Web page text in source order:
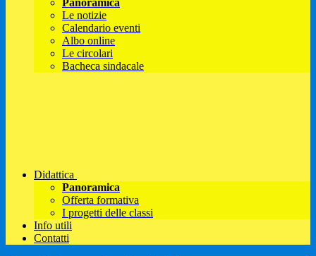
Panoramica
Le notizie
Calendario eventi
Albo online
Le circolari
Bacheca sindacale
Didattica
Panoramica
Offerta formativa
I progetti delle classi
Info utili
Contatti